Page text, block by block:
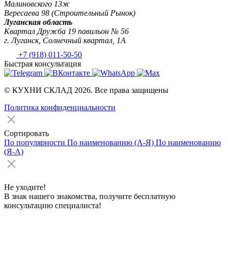
Малиновского 13ж
Вересаева 98 (Строительный Рынок)
Луганская область
Квартал Дружба 19 павильон № 56
г. Луганск, Солнечный квартал, 1А
+7 (918) 011-50-50
Быстрая консультация
© КУХНИ СКЛАД 2026. Все права защищены
Политика конфиденциальности
Сортировать
По популярности По наименованию (А-Я) По наименованию
(Я-А)
Не уходите!
В знак нашего знакомства, получите бесплатную
консультацию специалиста!